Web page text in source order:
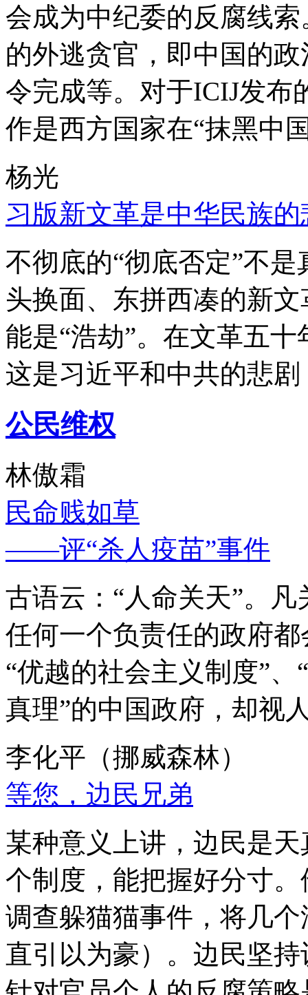
会成为中纪委的反腐线
的外逃贪官，即中国的
令完成等。对于ICIJ发布
作是西方国家在“抹黑中
杨光
习版新文革是中华民族的
不彻底的“彻底否定”不
头换面、东拼西凑的新
能是“浩劫”。在文革五
这是习近平和中共的悲
公民维权
林傲霜
民命贱如草
——评“杀人疫苗”事件
古语云：“人命关天”。
任何一个负责任的政府
“优越的社会主义制度”
真理”的中国政府，却视
李化平（挪威森林）
等您，边民兄弟
某种意义上讲，边民是
个制度，能把握好分寸
调查躲猫猫事件，将几
直引以为豪）。边民坚